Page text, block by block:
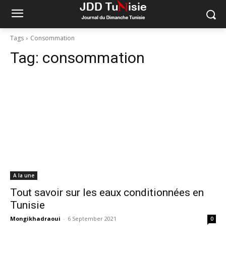
Tags Consommation
Tag: consommation
A la une
Tout savoir sur les eaux conditionnées en
Tunisie
Mongikhadraoui - 6 September 2021 0